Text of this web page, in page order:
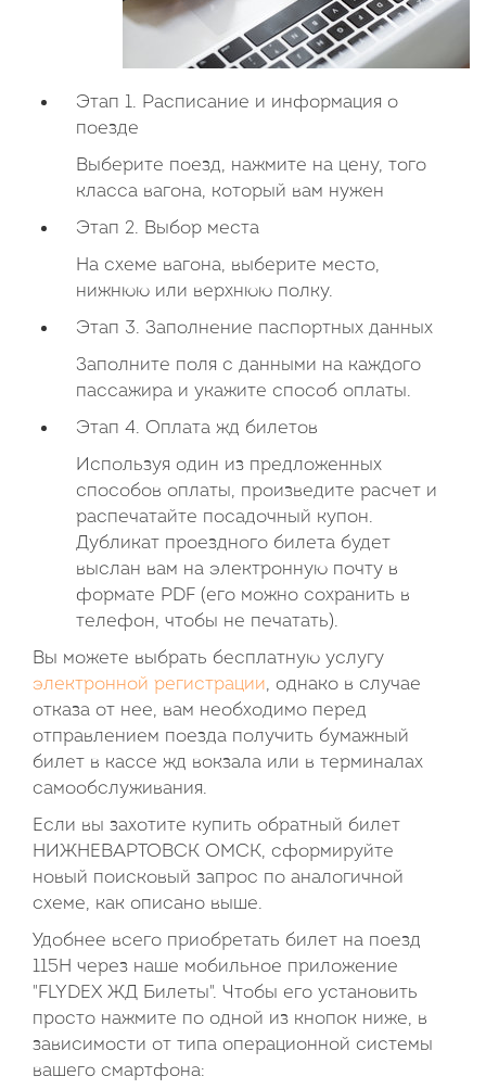
Этап 1. Расписание и информация о
поезде
Выберите поезд, нажмите на цену, того
класса вагона, который вам нужен
Этап 2. Выбор места
На схеме вагона, выберите место,
нижнюю или верхнюю полку.
Этап 3. Заполнение паспортных данных
Заполните поля с данными на каждого
пассажира и укажите способ оплаты.
Этап 4. Оплата жд билетов
Используя один из предложенных
способов оплаты, произведите расчет и
распечатайте посадочный купон.
Дубликат проездного билета будет
выслан вам на электронную почту в
формате PDF (его можно сохранить в
телефон, чтобы не печатать).
Вы можете выбрать бесплатную услугу
электронной регистрации, однако в случае
отказа от нее, вам необходимо перед
отправлением поезда получить бумажный
билет в кассе жд вокзала или в терминалах
самообслуживания.
Если вы захотите купить обратный билет
НИЖНЕВАРТОВСК ОМСК, сформируйте
новый поисковый запрос по аналогичной
схеме, как описано выше.
Удобнее всего приобретать билет на поезд
115Н через наше мобильное приложение
"FLYDEX ЖД Билеты". Чтобы его установить
просто нажмите по одной из кнопок ниже, в
зависимости от типа операционной системы
вашего смартфона: